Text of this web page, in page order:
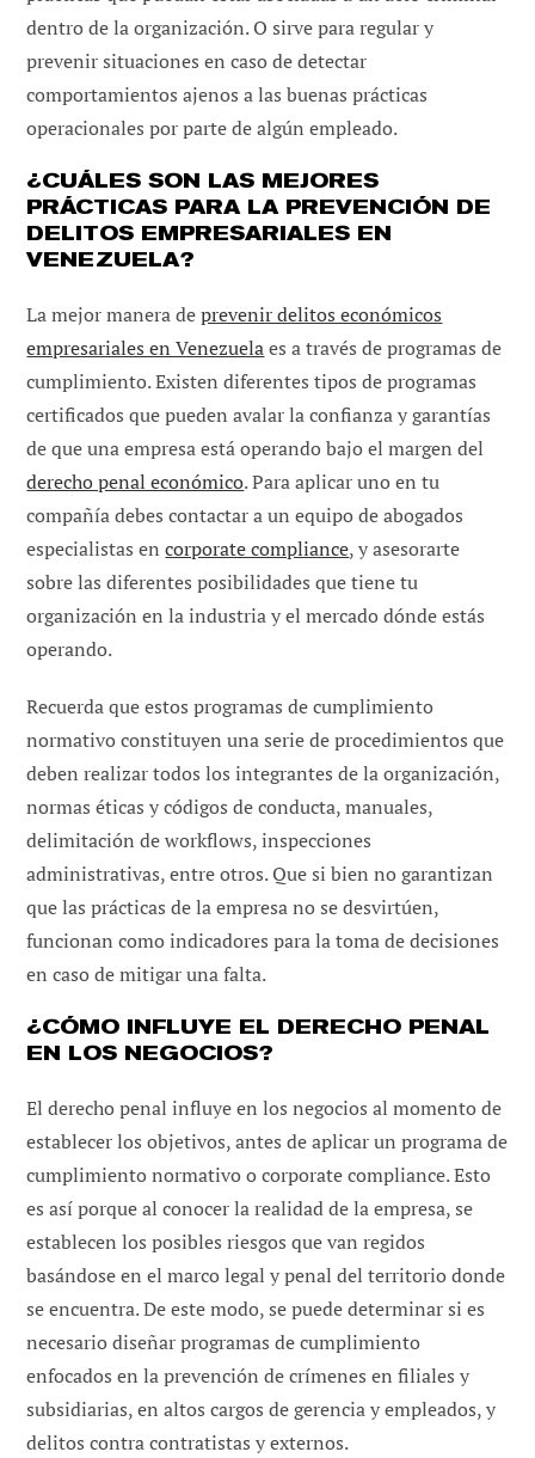
dentro de la organización. O sirve para regular y
prevenir situaciones en caso de detectar
comportamientos ajenos a las buenas prácticas
operacionales por parte de algún empleado.
¿CUÁLES SON LAS MEJORES
PRÁCTICAS PARA LA PREVENCIÓN DE
DELITOS EMPRESARIALES EN
VENEZUELA?
La mejor manera deprevenir delitos económicos
empresariales en Venezuelaes a través de programas de
cumplimiento. Existen diferentes tipos de programas
certificados que pueden avalar la confianza y garantías
de que una empresa está operando bajo el margen del
derecho penal económico. Para aplicar uno en tu
compañía debes contactar a un equipo de abogados
especialistas encorporate compliance, y asesorarte
sobre las diferentes posibilidades que tiene tu
organización en la industria y el mercado dónde estás
operando.
Recuerda que estos programas de cumplimiento
normativo constituyen una serie de procedimientos que
deben realizar todos los integrantes de la organización,
normas éticas y códigos de conducta, manuales,
delimitación de workflows, inspecciones
administrativas, entre otros. Que si bien no garantizan
que las prácticas de la empresa no se desvirtúen,
funcionan como indicadores para la toma de decisiones
en caso de mitigar una falta.
¿CÓMO INFLUYE EL DERECHO PENAL
EN LOS NEGOCIOS?
El derecho penal influye en los negocios al momento de
establecer los objetivos, antes de aplicar un programa de
cumplimiento normativo o corporate compliance. Esto
es así porque al conocer la realidad de la empresa, se
establecen los posibles riesgos que van regidos
basándose en el marco legal y penal del territorio donde
se encuentra. De este modo, se puede determinar si es
necesario diseñar programas de cumplimiento
enfocados en la prevención de crímenes en filiales y
subsidiarias, en altos cargos de gerencia y empleados, y
delitos contra contratistas y externos.